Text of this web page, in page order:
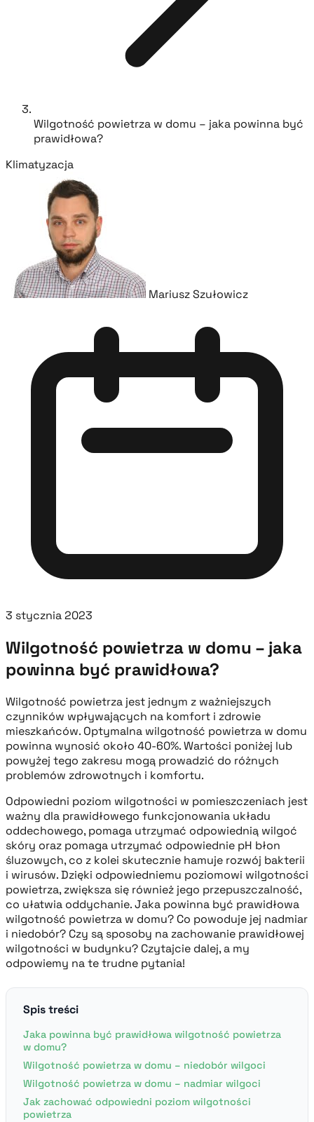
Wilgotność powietrza w domu – jaka powinna być
prawidłowa?
Klimatyzacja
Mariusz Szułowicz
3 stycznia 2023
Wilgotność powietrza w domu – jaka
powinna być prawidłowa?
Wilgotność powietrza jest jednym z ważniejszych
czynników wpływających na komfort i zdrowie
mieszkańców. Optymalna wilgotność powietrza w domu
powinna wynosić około 40-60%. Wartości poniżej lub
powyżej tego zakresu mogą prowadzić do różnych
problemów zdrowotnych i komfortu.
Odpowiedni poziom wilgotności w pomieszczeniach jest
ważny dla prawidłowego funkcjonowania układu
oddechowego, pomaga utrzymać odpowiednią wilgoć
skóry oraz pomaga utrzymać odpowiednie pH błon
śluzowych, co z kolei skutecznie hamuje rozwój bakterii
i wirusów. Dzięki odpowiedniemu poziomowi wilgotności
powietrza, zwiększa się również jego przepuszczalność,
co ułatwia oddychanie. Jaka powinna być prawidłowa
wilgotność powietrza w domu? Co powoduje jej nadmiar
i niedobór? Czy są sposoby na zachowanie prawidłowej
wilgotności w budynku? Czytajcie dalej, a my
odpowiemy na te trudne pytania!
Spis treści
Jaka powinna być prawidłowa wilgotność powietrza
w domu?
Wilgotność powietrza w domu – niedobór wilgoci
Wilgotność powietrza w domu – nadmiar wilgoci
Jak zachować odpowiedni poziom wilgotności
powietrza